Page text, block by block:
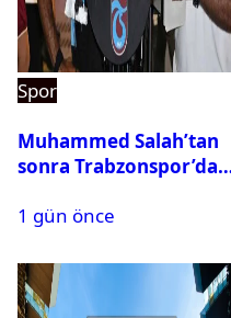
Spor
Muhammed Salah’tan
sonra Trabzonspor’dan
1 gün önce